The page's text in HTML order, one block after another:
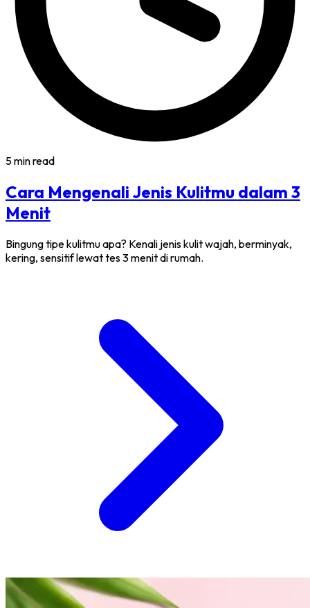
5 min read
Cara Mengenali Jenis Kulitmu dalam 3
Menit
Bingung tipe kulitmu apa? Kenali jenis kulit wajah, berminyak,
kering, sensitif lewat tes 3 menit di rumah.